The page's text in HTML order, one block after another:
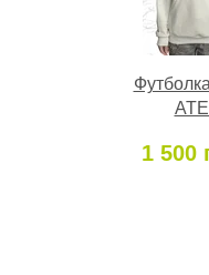
1 500